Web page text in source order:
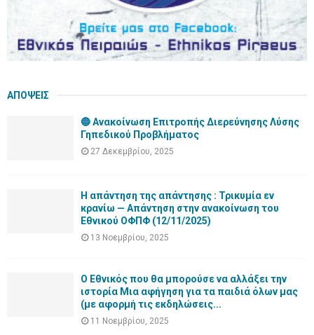
ΑΠΟΨΕΙΣ
🔵 Ανακοίνωση Επιτροπής Διερεύνησης Λύσης
Γηπεδικού Προβλήματος
27 Δεκεμβρίου, 2025
Η απάντηση της απάντησης : Τρικυμία εν
κρανίω — Απάντηση στην ανακοίνωση του
Εθνικού ΟΦΠΦ (12/11/2025)
13 Νοεμβρίου, 2025
Ο Εθνικός που θα μπορούσε να αλλάξει την
ιστορία Μια αφήγηση για τα παιδιά όλων μας
(με αφορμή τις εκδηλώσεις...
11 Νοεμβρίου, 2025